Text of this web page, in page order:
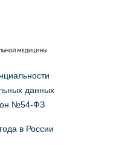
данных
№54-ФЗ
в России